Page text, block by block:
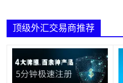
顶级外汇交易商推荐